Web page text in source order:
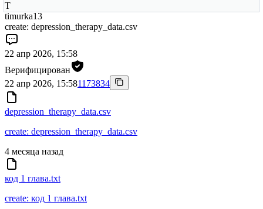
T
timurka13
create: depression_therapy_data.csv
22 апр 2026, 15:58
Верифицирован
22 апр 2026, 15:581173834
depression_therapy_data.csv
create: depression_therapy_data.csv
4 месяца назад
код 1 глава.txt
create: код 1 глава.txt